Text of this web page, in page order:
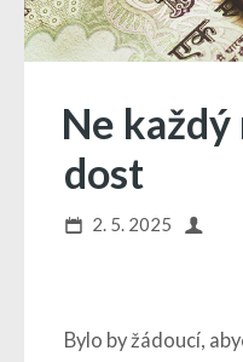
Ne každý
dost
2. 5. 2025
Bylo by žádoucí,